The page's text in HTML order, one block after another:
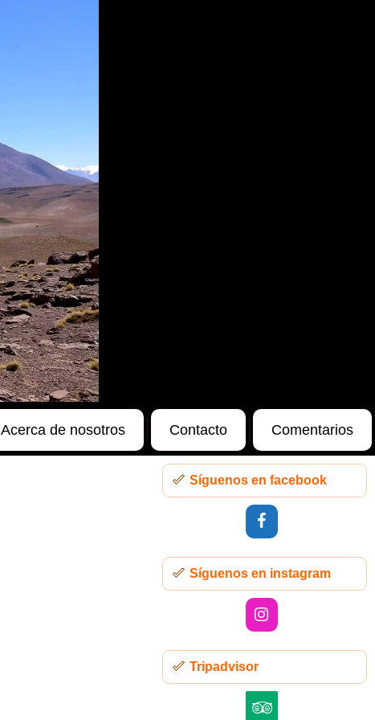
Acerca de nosotros Contacto Comentarios
Síguenos en facebook
Síguenos en instagram
Tripadvisor